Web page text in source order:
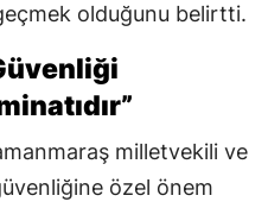
olduğunu belirtti.
milletvekili ve
özel önem